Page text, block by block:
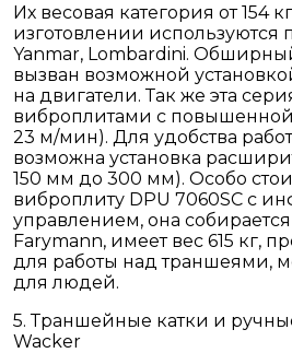
Их весовая категория от 154
изготовлении используются
Yanmar, Lombardini.
вызван возможной
на двигатели. Так же эта
виброплитами с
23 м/мин). Для удобства
возможна установка
150 мм до 300 мм). Особо
виброплиту DPU 7060SC с
управлением, она
Farymann, имеет вес 615 кг,
для работы над траншеями,
для людей.
5. Траншейные катки и
Wacker